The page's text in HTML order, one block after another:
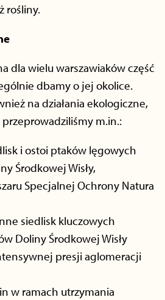
rośliny.
dla wielu warszawiaków część
dbamy o jej okolice.
na działania ekologiczne,
m.in.:
i ostoi ptaków lęgowych
Środkowej Wisły,
Specjalnej Ochrony Natura
siedlisk kluczowych
Doliny Środkowej Wisły
presji aglomeracji
w ramach utrzymania